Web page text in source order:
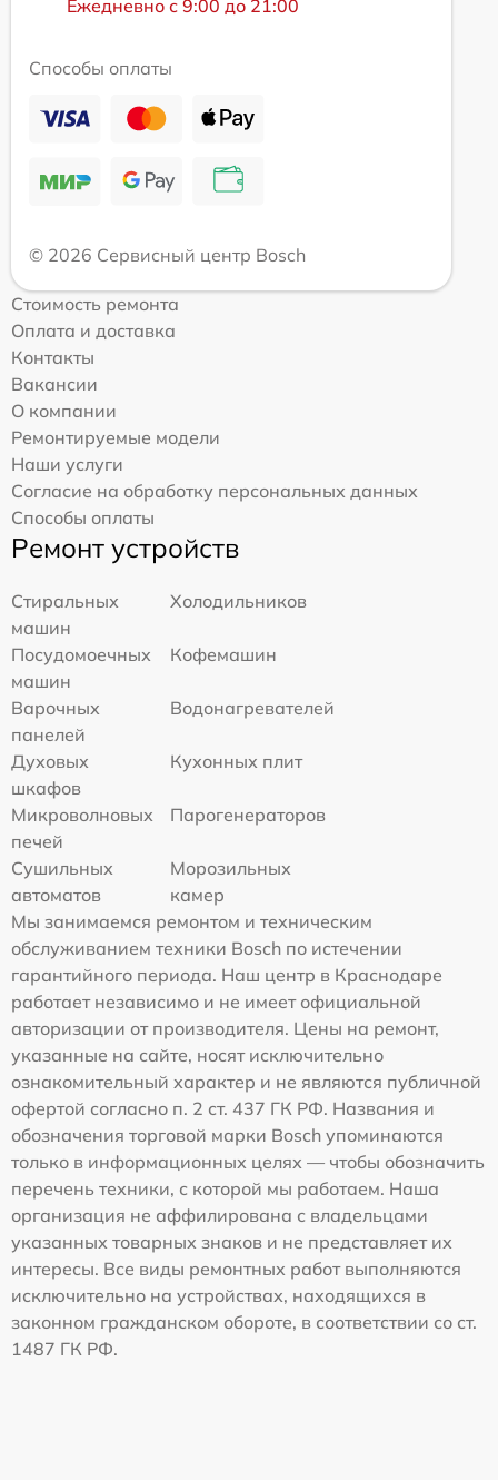
Ежедневно с 9:00 до 21:00
Способы оплаты
© 2026 Сервисный центр Bosch
Стоимость ремонта
Оплата и доставка
Контакты
Вакансии
О компании
Ремонтируемые модели
Наши услуги
Согласие на обработку персональных данных
Способы оплаты
Ремонт устройств
Стиральных
машин
Холодильников
Посудомоечных
машин
Кофемашин
Варочных
панелей
Водонагревателей
Духовых
шкафов
Кухонных плит
Микроволновых
печей
Парогенераторов
Сушильных
автоматов
Морозильных
камер
Мы занимаемся ремонтом и техническим
обслуживанием техники Bosch по истечении
гарантийного периода. Наш центр в Краснодаре
работает независимо и не имеет официальной
авторизации от производителя. Цены на ремонт,
указанные на сайте, носят исключительно
ознакомительный характер и не являются публичной
офертой согласно п. 2 ст. 437 ГК РФ. Названия и
обозначения торговой марки Bosch упоминаются
только в информационных целях — чтобы обозначить
перечень техники, с которой мы работаем. Наша
организация не аффилирована с владельцами
указанных товарных знаков и не представляет их
интересы. Все виды ремонтных работ выполняются
исключительно на устройствах, находящихся в
законном гражданском обороте, в соответствии со ст.
1487 ГК РФ.